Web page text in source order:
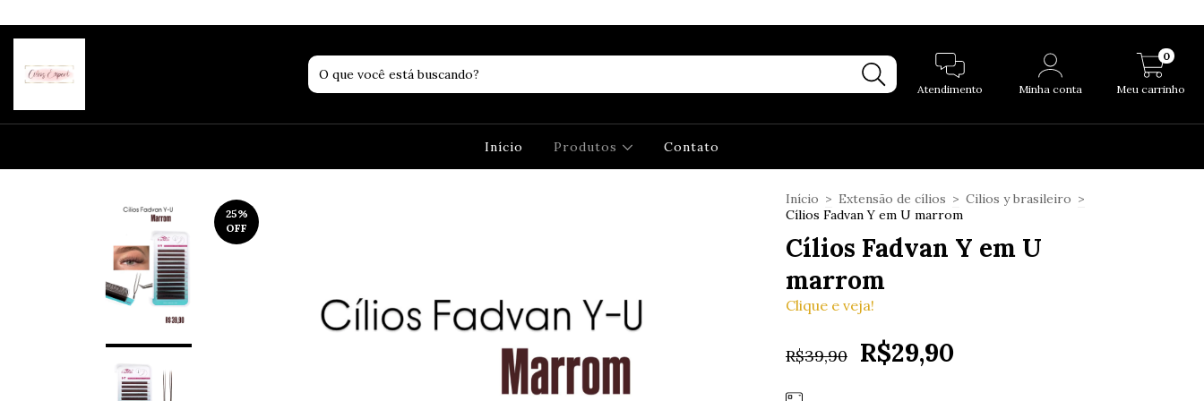
Atendimento Minha conta Meu carrinho
0
Início Produtos Contato
25%
OFF
Início > Extensão de cílios > Cilios y brasileiro >
Cílios Fadvan Y em U marrom
Cílios Fadvan Y em U
marrom
Clique e veja!
R$39,90 R$29,90